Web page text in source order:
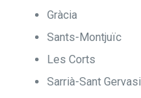
Gràcia
Sants-Montjuïc
Les Corts
Sarrià-Sant Gervasi